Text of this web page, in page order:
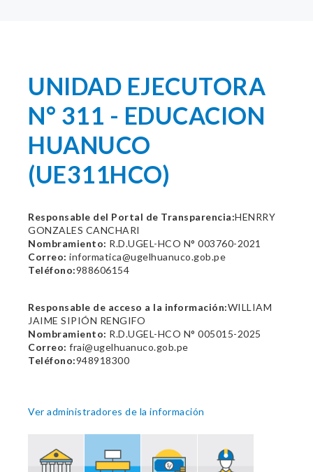
UNIDAD EJECUTORA
N° 311 - EDUCACION
HUANUCO
(UE311HCO)
Responsable del Portal de Transparencia:HENRRY
GONZALES CANCHARI
Nombramiento: R.D.UGEL-HCO N° 003760-2021
Correo: informatica@ugelhuanuco.gob.pe
Teléfono:988606154
Responsable de acceso a la información:WILLIAM
JAIME SIPIÓN RENGIFO
Nombramiento: R.D.UGEL-HCO N° 005015-2025
Correo: frai@ugelhuanuco.gob.pe
Teléfono:948918300
Ver administradores de la información